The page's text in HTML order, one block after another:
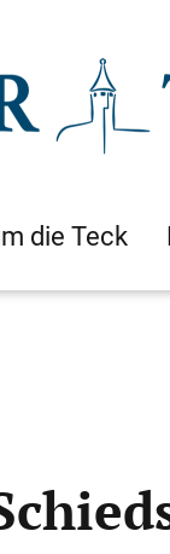
die Teck